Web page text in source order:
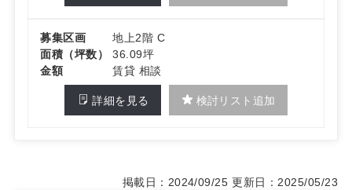
募集区画
地上2階 C
面積（坪数）
36.09坪
金額
賃貸 相談
詳細を見る 検討リスト追加
掲載日：2024/09/25 更新日：2025/05/23